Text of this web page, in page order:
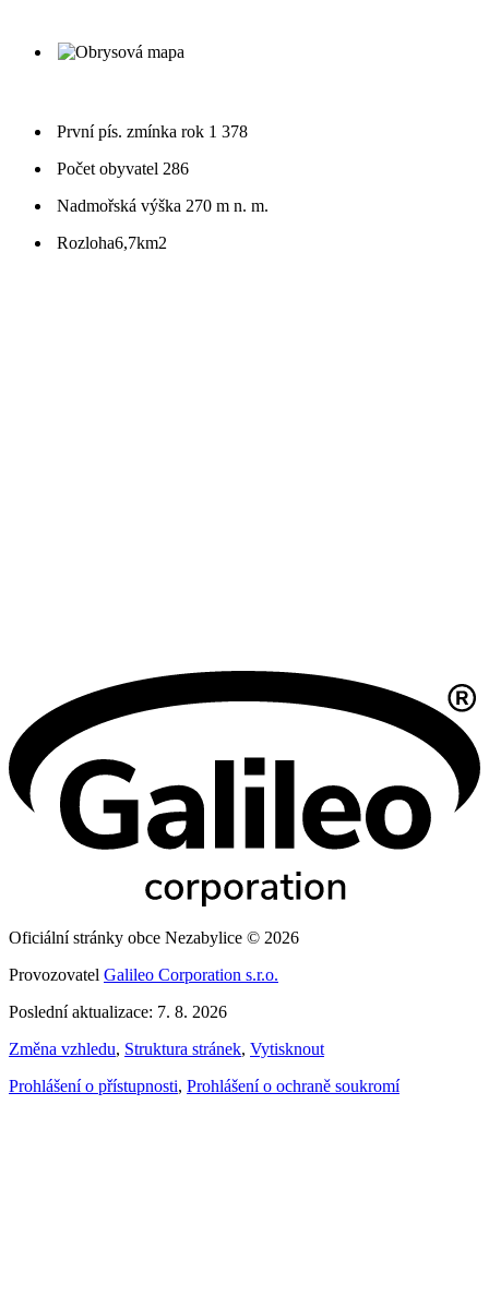
První pís. zmínka rok 1 378
Počet obyvatel 286
Nadmořská výška 270 m n. m.
Rozloha6,7km2
Oficiální stránky obce Nezabylice © 2026
Provozovatel Galileo Corporation s.r.o.
Poslední aktualizace: 7. 8. 2026
Změna vzhledu, Struktura stránek, Vytisknout
Prohlášení o přístupnosti, Prohlášení o ochraně soukromí